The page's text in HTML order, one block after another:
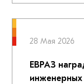
28 Мая 2026
ЕВРАЗ
инженерных